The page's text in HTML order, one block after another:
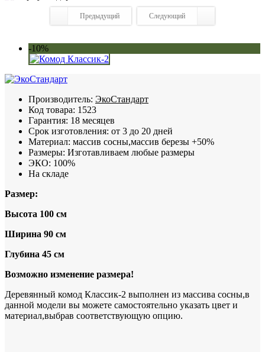
Предыдущий Следующий
-10%
Производитель: ЭкоСтандарт
Код товара: 1523
Гарантия: 18 месяцев
Срок изготовления: от 3 до 20 дней
Материал: массив сосны,массив березы +50%
Размеры: Изготавливаем любые размеры
ЭКО: 100%
На складе
Размер:
Высота 100 см
Ширина 90 см
Глубина 45 см
Возможно изменение размера!
Деревянный комод Классик-2 выполнен из массива сосны,в
данной модели вы можете самостоятельно указать цвет и
материал,выбрав соответствующую опцию.